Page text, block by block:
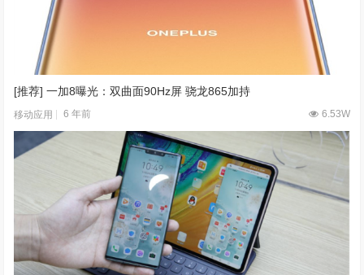
[推荐] 一加8曝光：双曲面90Hz屏 骁龙865加持
移动应用 6 年前 6.53W